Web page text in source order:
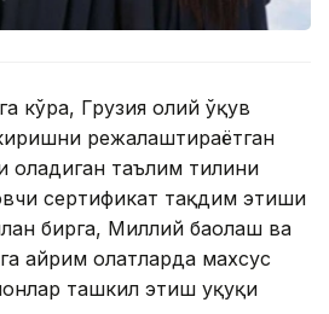
кўра, Грузия олий ўқув
режалаштираётган
оладиган таълим тилини
сертификат тақдим этиши
бирга, Миллий баҳолаш ва
айрим ҳолатларда махсус
ташкил этиш ҳуқуқи